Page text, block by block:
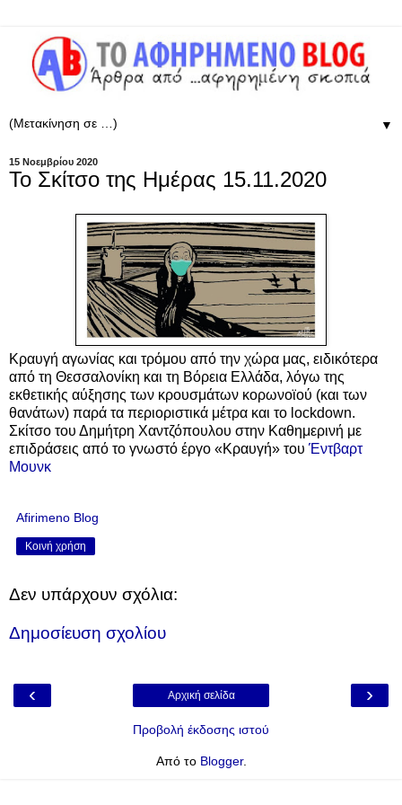
▼
15 Νοεμβρίου 2020
Το Σκίτσο της Ημέρας 15.11.2020
Κραυγή αγωνίας και τρόμου από την χώρα μας, ειδικότερα
από τη Θεσσαλονίκη και τη Βόρεια Ελλάδα, λόγω της
εκθετικής αύξησης των κρουσμάτων κορωνοϊού (και των
θανάτων) παρά τα περιοριστικά μέτρα και το lockdown.
Σκίτσο του Δημήτρη Χαντζόπουλου στην Καθημερινή με
επιδράσεις από το γνωστό έργο «Κραυγή» του Έντβαρτ
Μουνκ
Afirimeno Blog
Κοινή χρήση
Δεν υπάρχουν σχόλια:
Δημοσίευση σχολίου
‹ ›
Αρχική σελίδα
Προβολή έκδοσης ιστού
Από το Blogger.